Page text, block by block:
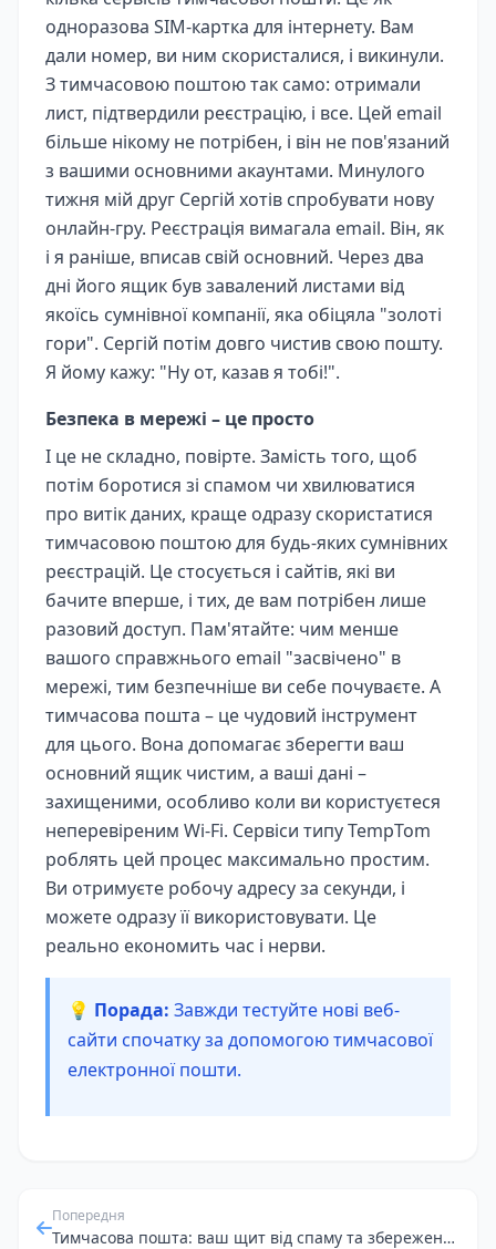
одноразова SIM-картка для інтернету. Вам
дали номер, ви ним скористалися, і викинули.
З тимчасовою поштою так само: отримали
лист, підтвердили реєстрацію, і все. Цей email
більше нікому не потрібен, і він не пов'язаний
з вашими основними акаунтами. Минулого
тижня мій друг Сергій хотів спробувати нову
онлайн-гру. Реєстрація вимагала email. Він, як
і я раніше, вписав свій основний. Через два
дні його ящик був завалений листами від
якоїсь сумнівної компанії, яка обіцяла "золоті
гори". Сергій потім довго чистив свою пошту.
Я йому кажу: "Ну от, казав я тобі!".
Безпека в мережі – це просто
І це не складно, повірте. Замість того, щоб
потім боротися зі спамом чи хвилюватися
про витік даних, краще одразу скористатися
тимчасовою поштою для будь-яких сумнівних
реєстрацій. Це стосується і сайтів, які ви
бачите вперше, і тих, де вам потрібен лише
разовий доступ. Пам'ятайте: чим менше
вашого справжнього email "засвічено" в
мережі, тим безпечніше ви себе почуваєте. А
тимчасова пошта – це чудовий інструмент
для цього. Вона допомагає зберегти ваш
основний ящик чистим, а ваші дані –
захищеними, особливо коли ви користуєтеся
неперевіреним Wi-Fi. Сервіси типу TempTom
роблять цей процес максимально простим.
Ви отримуєте робочу адресу за секунди, і
можете одразу її використовувати. Це
реально економить час і нерви.
💡 Порада: Завжди тестуйте нові веб-
сайти спочатку за допомогою тимчасової
електронної пошти.
Попередня
Тимчасова пошта: ваш щит від спаму та збереження анонімності в мережі